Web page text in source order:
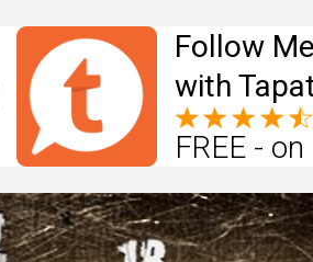
Follow
with
FREE -